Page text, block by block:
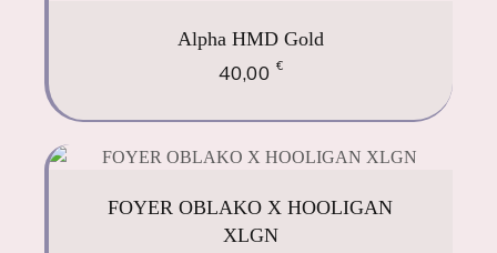
Alpha HMD Gold
40,00 €
FOYER OBLAKO X HOOLIGAN
XLGN